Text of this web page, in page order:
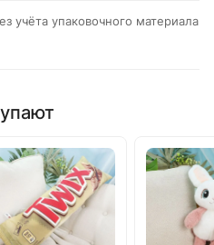
учёта упаковочного материала